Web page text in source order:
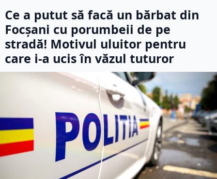
Ce a putut să facă un bărbat din
Focșani cu porumbeii de pe
stradă! Motivul uluitor pentru
care i-a ucis în văzul tuturor